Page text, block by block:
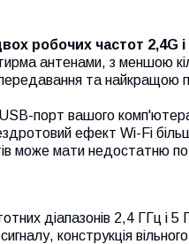
робочих частот 2,4G і
антенами, з меншою
та найкращою
порт вашого
ефект Wi-Fi
може мати недостатню
діапазонів 2,4 ГГц і 5
конструкція